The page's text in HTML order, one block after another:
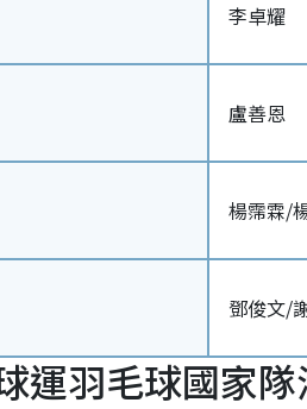
李卓耀
盧善恩
楊霈霖/
鄧俊文/
運羽毛球國家